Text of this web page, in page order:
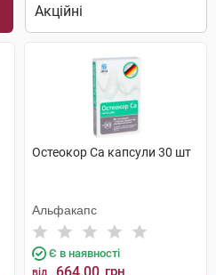
Остеокор Cа капсули 30 шт
Альфакапс
Є в наявності
від грн